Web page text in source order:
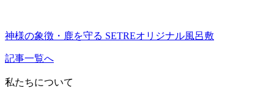
神様の象徴・鹿を守る SETREオリジナル風呂敷
記事一覧へ
私たちについて